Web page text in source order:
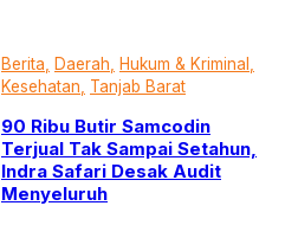
Berita Daerah Hukum & Kriminal
Kesehatan
Tanjab Barat
90 Ribu Butir Samcodin
Terjual Tak Sampai Setahun,
Indra Safari Desak Audit
Menyeluruh